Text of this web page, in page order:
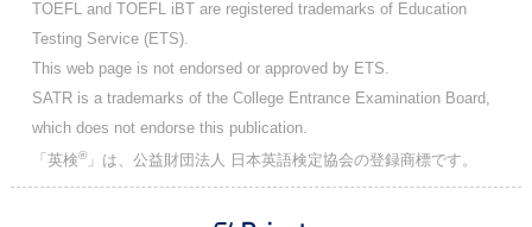
TOEFL and TOEFL iBT are registered trademarks of Education
Testing Service (ETS).
This web page is not endorsed or approved by ETS.
SATR is a trademarks of the College Entrance Examination Board,
which does not endorse this publication.
「英検®」は、公益財団法人 日本英語検定協会の登録商標です。